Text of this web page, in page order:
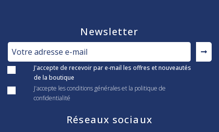
Newsletter
J'accepte de recevoir par e-mail les offres et nouveautés
de la boutique
J'accepte les conditions générales et la politique de
confidentialité
Réseaux sociaux